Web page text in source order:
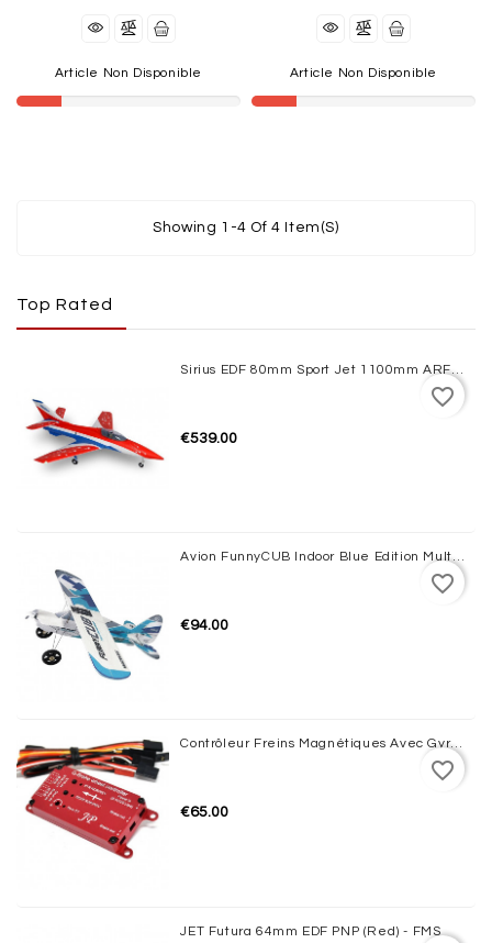
EQUIPMENT
CADEAU
CONTACTEZ-
NOUS
Article Non Disponible Article Non Disponible
Showing 1-4 Of 4 Item(s)
Top Rated
Sirius EDF 80mm Sport Jet 1100mm ARF XFly
€539.00
favorite_border
Avion FunnyCUB Indoor Blue Edition Multiplex
€94.00
favorite_border
Contrôleur Freins Magnétiques Avec Gyro JP HOBBY
€65.00
favorite_border
JET Futura 64mm EDF PNP (Red) - FMS